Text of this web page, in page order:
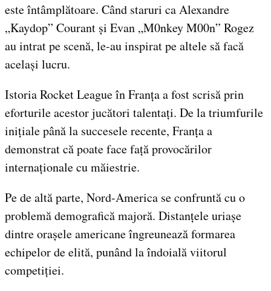
este întâmplătoare. Când staruri ca Alexandre
„Kaydop” Courant și Evan „M0nkey M00n” Rogez
au intrat pe scenă, le-au inspirat pe altele să facă
același lucru.
Istoria Rocket League în Franța a fost scrisă prin
eforturile acestor jucători talentați. De la triumfurile
inițiale până la succesele recente, Franța a
demonstrat că poate face față provocărilor
internaționale cu măiestrie.
Pe de altă parte, Nord-America se confruntă cu o
problemă demografică majoră. Distanțele uriașe
dintre orașele americane îngreunează formarea
echipelor de elită, punând la îndoială viitorul
competiției.